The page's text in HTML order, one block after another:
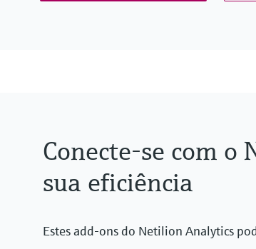
Conecte-se com
sua eficiência
Estes add-ons do Netilion Analytics